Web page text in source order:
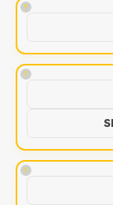
!
!
!